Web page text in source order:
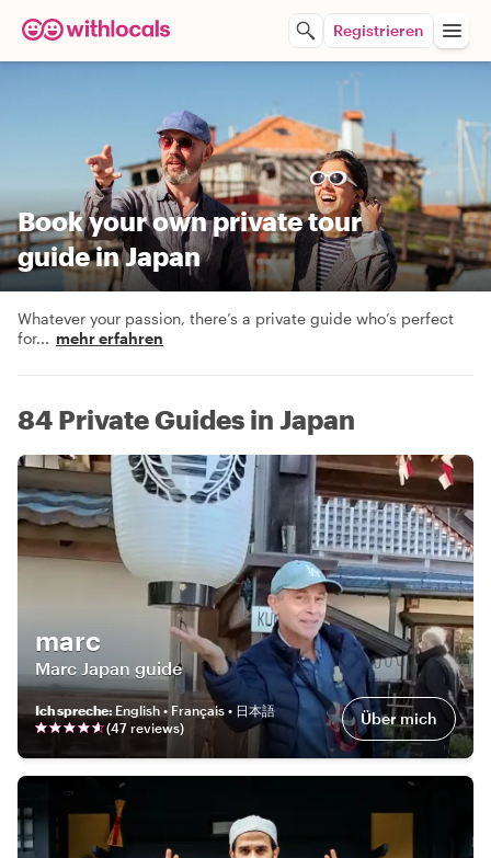
Registrieren
Book your own private tour
guide in Japan
Whatever your passion, there’s a private guide who’s perfect
for... mehr erfahren
84 Private Guides in Japan
marc
Marc Japan guide
Ich spreche: English • Français • 日本語
(47 reviews) Über mich